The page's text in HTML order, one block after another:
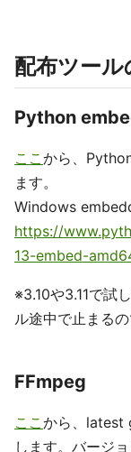
配布ツー
Python
ここから、
ます。
Windows
https://
13-embed-
※3.10や3.11で試
ル途中で止まる
FFmpeg
ここから、latest
します。バージ